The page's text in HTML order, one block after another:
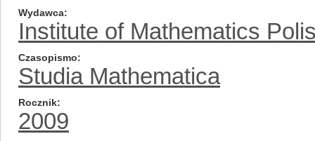
Wydawca
Institute of Mathematics
Czasopismo
Studia Mathematica
Rocznik
2009